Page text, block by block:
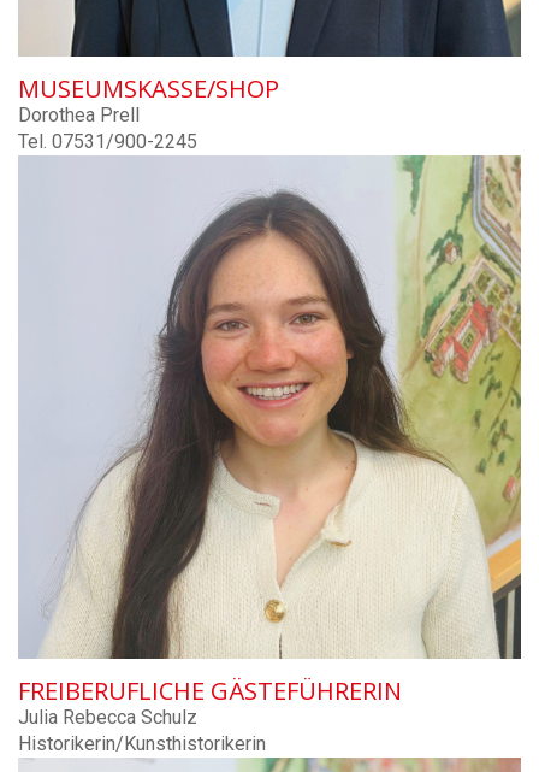
MUSEUMSKASSE/SHOP
Dorothea Prell
Tel. 07531/900-2245
FREIBERUFLICHE GÄSTEFÜHRERIN
Julia Rebecca Schulz
Historikerin/Kunsthistorikerin